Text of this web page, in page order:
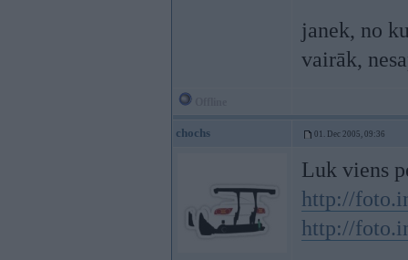
janek, no
vairāk,
chochs 01. Dec 2005, 09:36
Luk viens
http://
http://